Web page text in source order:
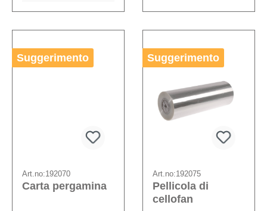
Suggerimento
Art.no:192070
Carta pergamina
Suggerimento
Art.no:192075
Pellicola di
cellofan